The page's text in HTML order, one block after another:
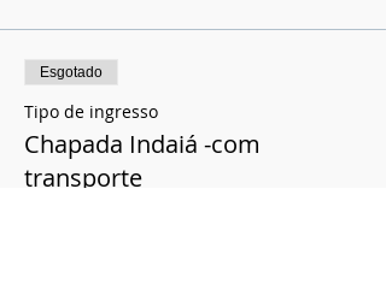
Esgotado
Tipo de ingresso
Chapada Indaiá -com
transporte